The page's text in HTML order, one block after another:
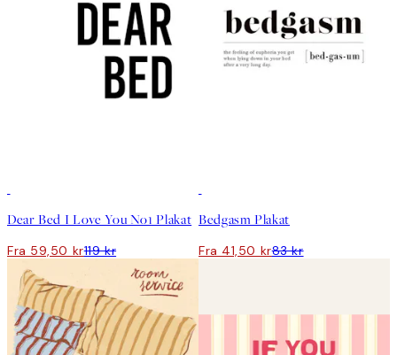
Dear Bed I Love You No1 Plakat
Fra 59,50 kr119 kr
Bedgasm Plakat
Fra 41,50 kr83 kr